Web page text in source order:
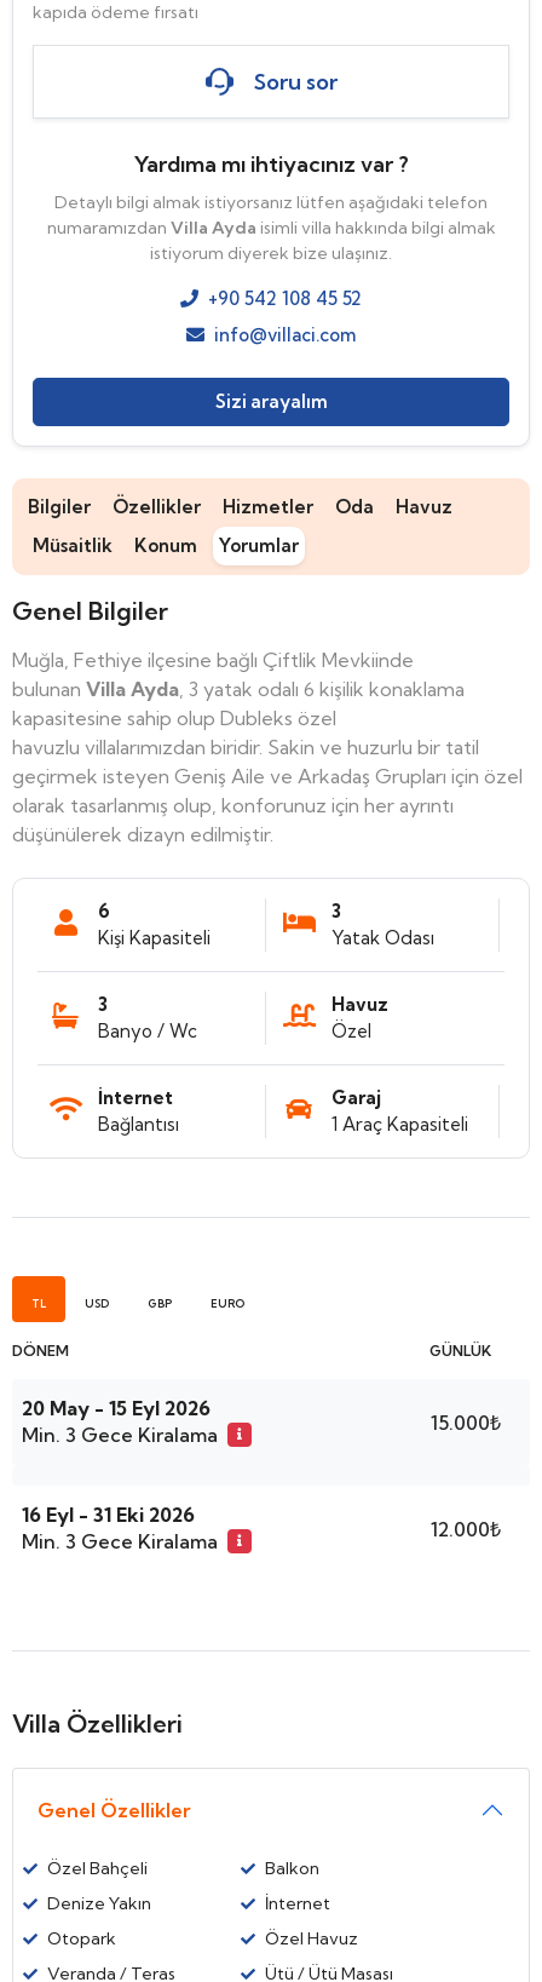
Bilgiler Özellikler Hizmetler Oda
Havuz
Müsaitlik
Konum Yorumlar
Genel Bilgiler
Muğla, Fethiye ilçesine bağlı Çiftlik Mevkiinde
bulunan Villa Ayda, 3 yatak odalı 6 kişilik konaklama
kapasitesine sahip olup Dubleks özel
havuzlu villalarımızdan biridir. Sakin ve huzurlu bir tatil
geçirmek isteyen Geniş Aile ve Arkadaş Grupları için özel
olarak tasarlanmış olup, konforunuz için her ayrıntı
düşünülerek dizayn edilmiştir.
6
Kişi Kapasiteli
3
Yatak Odası
3
Banyo / Wc
Havuz
Özel
İnternet
Bağlantısı
Garaj
1 Araç Kapasiteli
TL USD GBP EURO
DÖNEM GÜNLÜK
20 May - 15 Eyl 2026
Min. 3 Gece Kiralama
15.000₺
16 Eyl - 31 Eki 2026
Min. 3 Gece Kiralama
12.000₺
Villa Özellikleri
Genel Özellikler
Özel Bahçeli
Balkon
Denize Yakın
İnternet
Otopark
Özel Havuz
Veranda / Teras
Ütü / Ütü Masası
kapıda ödeme fırsatı
Soru sor
Yardıma mı ihtiyacınız var ?
Detaylı bilgi almak istiyorsanız lütfen aşağıdaki telefon
numaramızdan Villa Ayda isimli villa hakkında bilgi almak
istiyorum diyerek bize ulaşınız.
+90 542 108 45 52
info@villaci.com
Sizi arayalım